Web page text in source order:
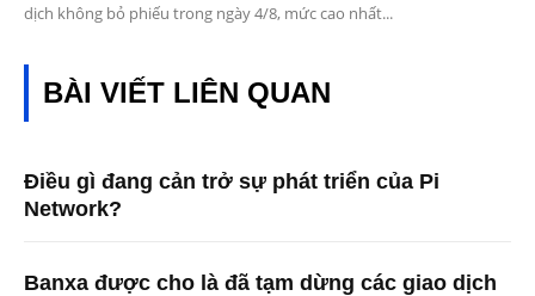
dịch không bỏ phiếu trong ngày 4/8, mức cao nhất...
BÀI VIẾT LIÊN QUAN
Điều gì đang cản trở sự phát triển của Pi
Network?
Banxa được cho là đã tạm dừng các giao dịch